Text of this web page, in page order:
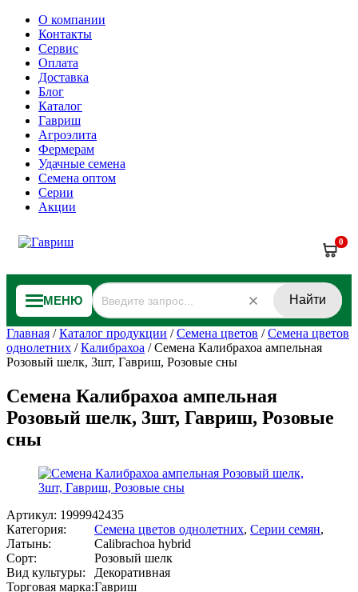
О компании
Контакты
Сервис
Оплата
Доставка
Блог
Каталог
Гавриш
Агроэлита
Фермерам
Удачные семена
Семена оптом
Серии
Акции
0
МЕНЮ Найти
Главная /Каталог продукции /Семена цветов /Семена цветов
однолетних /Калибрахоа /Семена Калибрахоа ампельная
Розовый шелк, 3шт, Гавриш, Розовые сны
Семена Калибрахоа ампельная
Розовый шелк, 3шт, Гавриш, Розовые
сны
Артикул: 1999942435
Категория:
Семена цветов однолетних, Серии семян,
Латынь:
Calibrachoa hybrid
Сорт:
Розовый шелк
Вид культуры:
Декоративная
Торговая марка:Гавриш